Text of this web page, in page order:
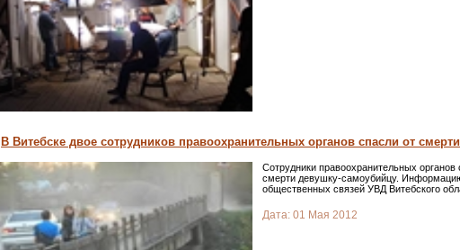
В Витебске двое сотрудников правоохранительных органов спасли от
Сотрудники правоохранительных
смерти девушку-самоубийцу.
общественных связей УВД Витебского
Дата: 01 Мая 2012